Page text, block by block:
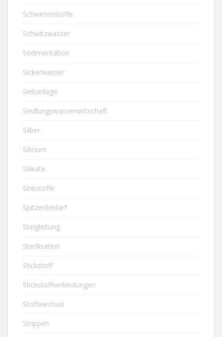
Schwimmstoffe
Schwitzwasser
Sedimentation
Sickerwasser
Siebanlage
Siedlungswasserwirtschaft
Silber
Silicium
Silikate
Sinkstoffe
Spitzenbedarf
Steigleitung
Sterilisation
Stickstoff
Stickstoffverbindungen
Stoffwechsel
Strippen